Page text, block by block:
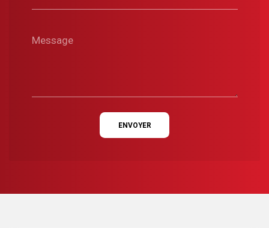
Message
ENVOYER